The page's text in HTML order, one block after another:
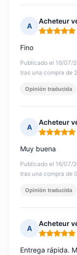
A
Acheteur
Nota: 5 de 5
Publicado el 16/07/
tras una compra de
Fino
Opinión traducida
A
Acheteur
Nota: 5 de 5
Publicado el 16/07/
tras una compra de
Muy buena
Opinión traducida
A
Acheteur
Nota: 5 de 5
Entrega rápida.